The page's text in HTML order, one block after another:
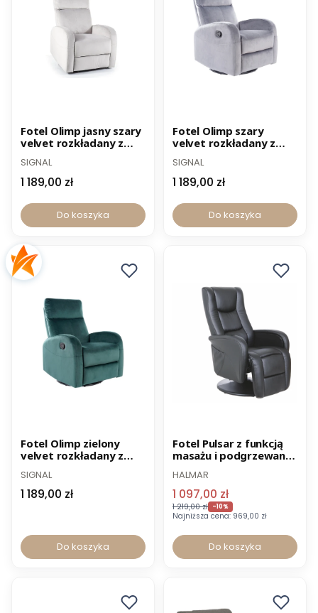
Nowość
Fotel Olimp jasny szary
velvet rozkładany z
SIGNAL
1 189,00 zł
Do koszyka
Fotel Olimp szary
velvet rozkładany z
SIGNAL
1 189,00 zł
Do koszyka
Nowość
Fotel Olimp zielony
velvet rozkładany z
SIGNAL
1 189,00 zł
Do koszyka
Nowość
Promocja
Wysyłka 24h
Fotel Pulsar z funkcją
masażu i podgrzewania
OUTLET
HALMAR
1 097,00 zł
1 219,00 zł -10%
Najniższa cena: 969,00 zł
Do koszyka